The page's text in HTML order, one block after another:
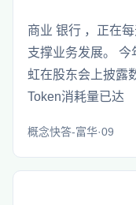
商业 银行 ，正在
支撑业务发展。 今
虹在股东会上披露
Token消耗量已达
概念快答-富华·09